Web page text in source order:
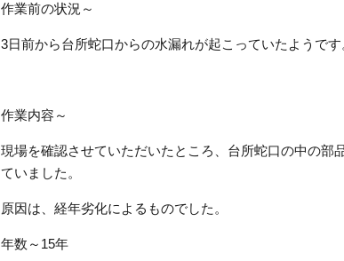
作業前の状況～
3日前から台所蛇口からの水漏れが起こっていたようです
作業内容～
現場を確認させていただいたところ、台所蛇口の中の部
ていました。
原因は、経年劣化によるものでした。
年数～15年